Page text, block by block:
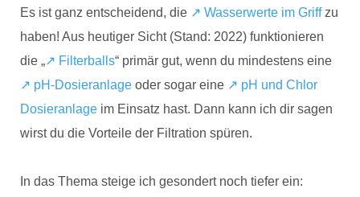
Es ist ganz entscheidend, die ↗️ Wasserwerte im Griffzu
haben! Aus heutiger Sicht (Stand: 2022) funktionieren
die „↗️ Filterballs“ primär gut, wenn du mindestens eine
↗️ pH-Dosieranlage oder sogar eine ↗️ pH und Chlor
Dosieranlage im Einsatz hast. Dann kann ich dir sagen
wirst du die Vorteile der Filtration spüren.
In das Thema steige ich gesondert noch tiefer ein: